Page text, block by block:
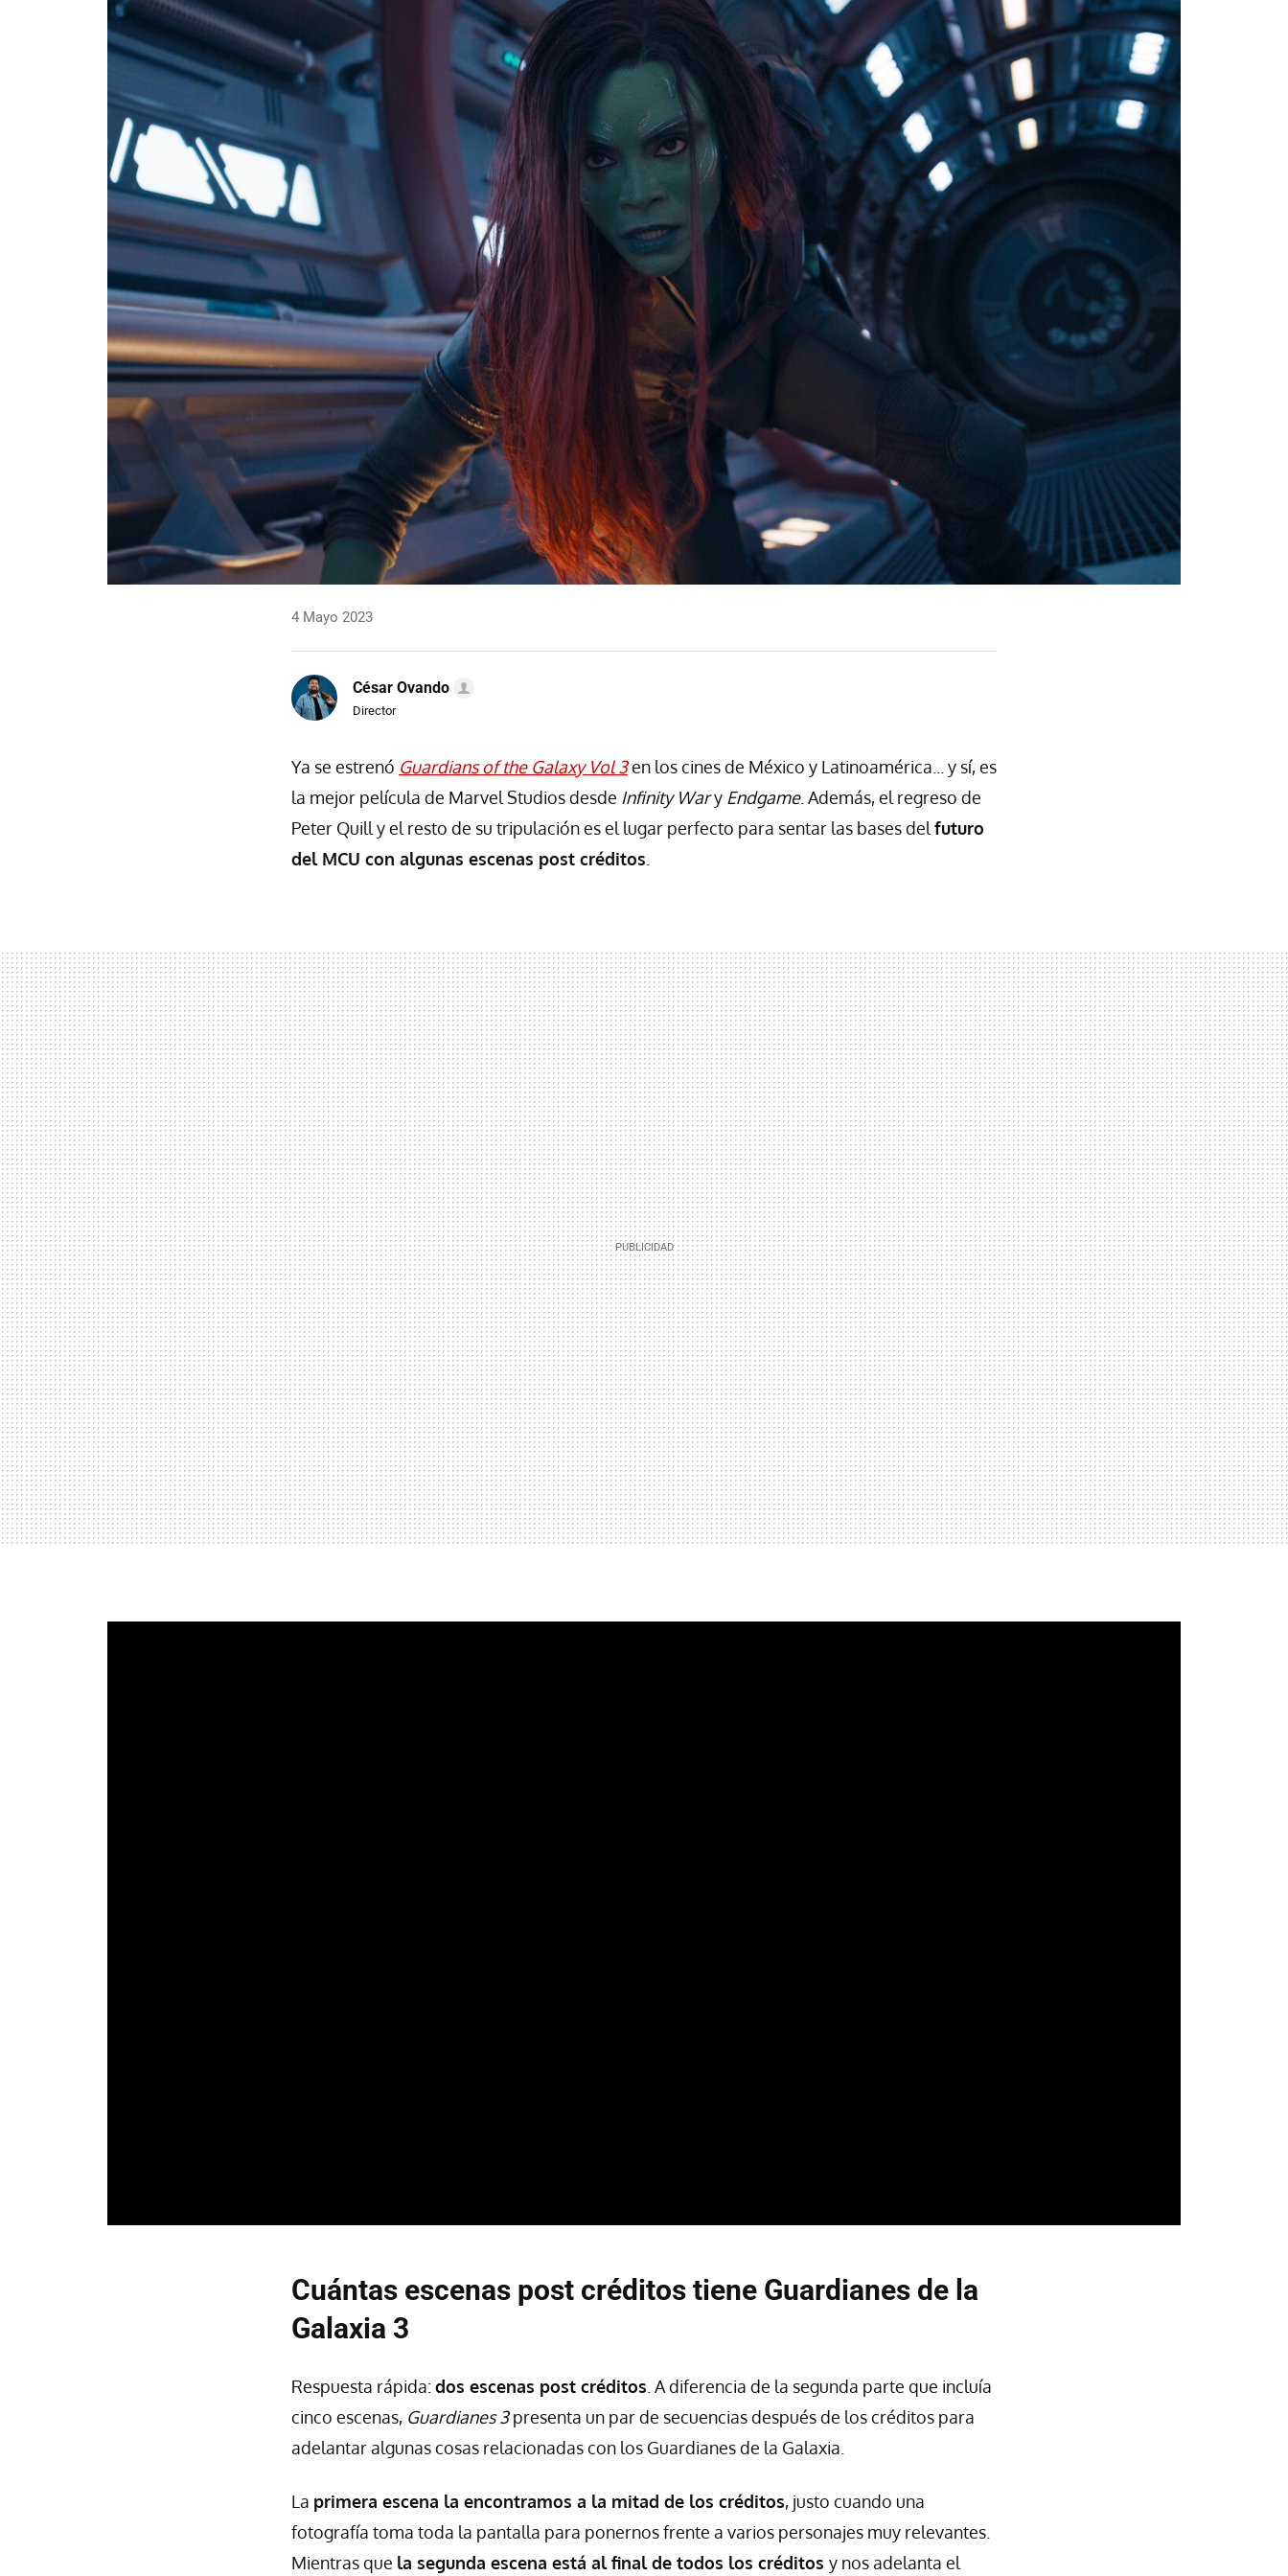
4 Mayo 2023
César Ovando
Director
Ya se estrenó Guardians of the Galaxy Vol 3en los cines de México y Latinoamérica... y sí, es
la mejor película de Marvel Studios desde Infinity Wary Endgame. Además, el regreso de
Peter Quill y el resto de su tripulación es el lugar perfecto para sentar las bases del futuro
del MCU con algunas escenas post créditos
Cuántas escenas post créditos tiene Guardianes de la
Galaxia 3
Respuesta rápida: dos escenas post créditos . A diferencia de la segunda parte que incluía
cinco escenas, Guardianes 3presenta un par de secuencias después de los créditos para
adelantar algunas cosas relacionadas con los Guardianes de la Galaxia.
La primera escena la encontramos a la mitad de los créditos, justo cuando una
fotografía toma toda la pantalla para ponernos frente a varios personajes muy relevantes.
Mientras que la segunda escena está al final de todos los créditos y nos adelanta el